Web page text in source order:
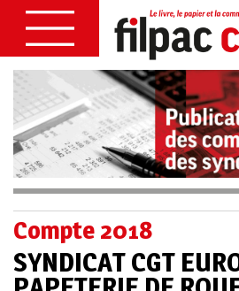
Compte 2018
SYNDICAT CGT